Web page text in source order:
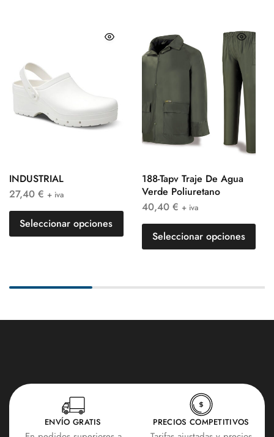
INDUSTRIAL
27,40 € + iva
Seleccionar opciones
188-Tapv Traje De Agua
Verde Poliuretano
40,40 € + iva
Seleccionar opciones
ENVÍO GRATIS PRECIOS COMPETITIVOS